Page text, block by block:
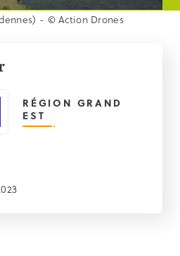
- © Action Drones
RÉGION GRAND
EST